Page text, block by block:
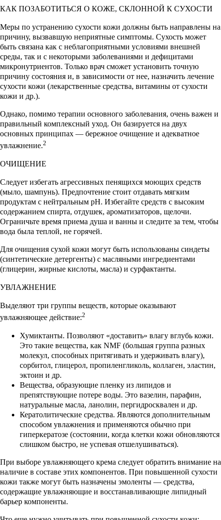
КАК ПОЗАБОТИТЬСЯ О КОЖЕ, СКЛОННОЙ К СУХОСТИ
Меры по устранению сухости кожи должны быть направлены на
причину, вызвавшую неприятные симптомы. Сухость может
быть связана как с неблагоприятными условиями внешней
среды, так и с некоторыми заболеваниями и дефицитами
микронутриентов. Только врач сможет установить точную
причину состояния и, в зависимости от нее, назначить лечение
сухости кожи (лекарственные средства, витамины от сухости
кожи и др.).
Однако, помимо терапии основного заболевания, очень важен и
правильный комплексный уход. Он базируется на двух
основных принципах — бережное очищение и адекватное
увлажнение.2
ОЧИЩЕНИЕ
Следует избегать агрессивных пенящихся моющих средств
(мыло, шампунь). Предпочтение стоит отдавать мягким
продуктам с нейтральным pH. Избегайте средств с высоким
содержанием спирта, отдушек, ароматизаторов, щелочи.
Ограничьте время приема душа и ванны и следите за тем, чтобы
вода была теплой, не горячей.
Для очищения сухой кожи могут быть использованы синдеты
(синтетические детергенты) с масляными ингредиентами
(глицерин, жирные кислоты, масла) и сурфактанты.
УВЛАЖНЕНИЕ
Выделяют три группы веществ, которые оказывают
увлажняющее действие:2
Хумиктанты. Позволяют «доставить» влагу вглубь кожи.
Это такие вещества, как NMF (большая группа разных
молекул, способных притягивать и удерживать влагу),
сорбитол, глицерол, пропиленгликоль, коллаген, эластин,
эктоин и др.
Вещества, образующие пленку из липидов и
препятствующие потере воды. Это вазелин, парафин,
натуральные масла, ланолин, пергидросквален и др.
Кератолитические средства. Являются дополнительным
способом увлажнения и применяются обычно при
гиперкератозе (состоянии, когда клетки кожи обновляются
слишком быстро, не успевая отшелушиваться).
При выборе увлажняющего крема следует обратить внимание на
наличие в составе этих компонентов. При повышенной сухости
кожи также могут быть назначены эмоленты — средства,
содержащие увлажняющие и восстанавливающие липидный
барьер компоненты.